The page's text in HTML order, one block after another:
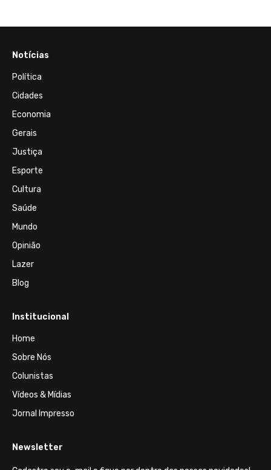
Notícias
Política
Cidades
Economia
Gerais
Justiça
Esporte
Cultura
Saúde
Mundo
Opinião
Lazer
Blog
Institucional
Home
Sobre Nós
Colunistas
Vídeos & Mídias
Jornal Impresso
Newsletter